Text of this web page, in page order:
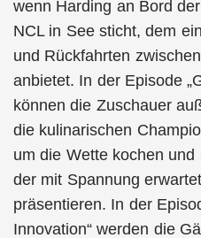
wenn Harding an Bord
NCL in See sticht, dem
und Rückfahrten
anbietet. In der Episode
können die Zuschauer
die kulinarischen
um die Wette kochen
der mit Spannung
präsentieren. In der
Innovation“ werden die